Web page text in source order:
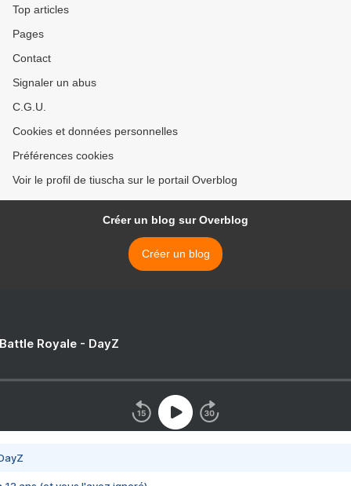
Top articles
Pages
Contact
Signaler un abus
C.G.U.
Cookies et données personnelles
Préférences cookies
Voir le profil de tiuscha sur le portail Overblog
Créer un blog sur Overblog
Créer un blog
Royale - DayZ